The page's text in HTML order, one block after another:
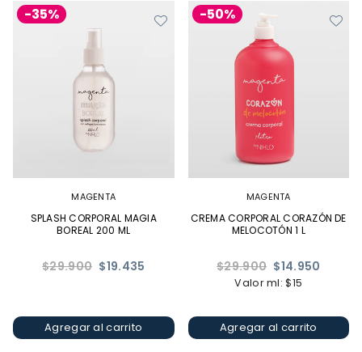
-35%
MAGENTA
SPLASH CORPORAL MAGIA
BOREAL 200 ML
Precio
$29.900 $19.435
Agregar al carrito
-50%
MAGENTA
CREMA CORPORAL CORAZÓN DE
MELOCOTÓN 1 L
Precio
habitual
$29.900 $14.950
Valor ml: $15
Agregar al carrito